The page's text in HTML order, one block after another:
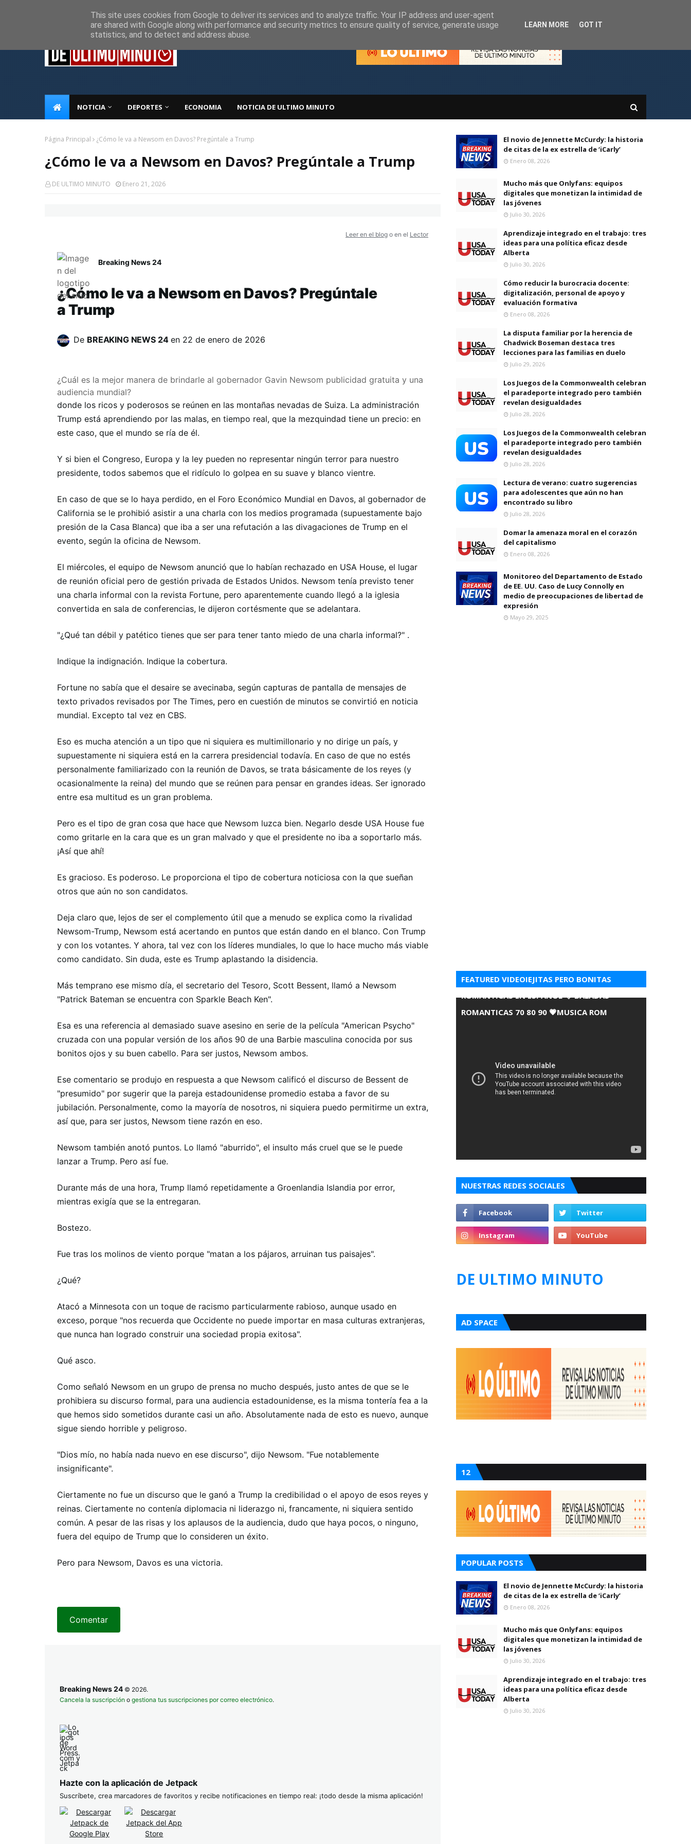
NOTICIA DEPORTES ECONOMIA NOTICIA DE ULTIMO MINUTO
Página Principal ¿Cómo le va a Newsom en Davos? Pregúntale a Trump
¿Cómo le va a Newsom en Davos? Pregúntale a Trump
DE ULTIMO MINUTO Enero 21, 2026
Leer en el blog o en el Lector
Breaking News 24
¿Cómo le va a Newsom en Davos? Pregúntale
a Trump
De BREAKING NEWS 24en 22 de enero de 2026
¿Cuál es la mejor manera de brindarle al gobernador Gavin Newsom publicidad gratuita y una
audiencia mundial?
donde los ricos y poderosos se reúnen en las montañas nevadas de Suiza. La administración
Trump está aprendiendo por las malas, en tiempo real, que la mezquindad tiene un precio: en
este caso, que el mundo se ría de él.
Y si bien el Congreso, Europa y la ley pueden no representar ningún terror para nuestro
presidente, todos sabemos que el ridículo lo golpea en su suave y blanco vientre.
En caso de que se lo haya perdido, en el Foro Económico Mundial en Davos, al gobernador de
California se le prohibió asistir a una charla con los medios programada (supuestamente bajo
presión de la Casa Blanca) que iba a ser una refutación a las divagaciones de Trump en el
evento, según la oficina de Newsom.
El miércoles, el equipo de Newsom anunció que lo habían rechazado en USA House, el lugar
de reunión oficial pero de gestión privada de Estados Unidos. Newsom tenía previsto tener
una charla informal con la revista Fortune, pero aparentemente cuando llegó a la iglesia
convertida en sala de conferencias, le dijeron cortésmente que se adelantara.
"¿Qué tan débil y patético tienes que ser para tener tanto miedo de una charla informal?" .
Indique la indignación. Indique la cobertura.
Fortune no sabía que el desaire se avecinaba, según capturas de pantalla de mensajes de
texto privados revisados ​​por The Times, pero en cuestión de minutos se convirtió en noticia
mundial. Excepto tal vez en CBS.
Eso es mucha atención a un tipo que ni siquiera es multimillonario y no dirige un país, y
supuestamente ni siquiera está en la carrera presidencial todavía. En caso de que no estés
personalmente familiarizado con la reunión de Davos, se trata básicamente de los reyes (y
ocasionalmente la reina) del mundo que se reúnen para pensar en grandes ideas. Ser ignorado
entre esa multitud es un gran problema.
Pero es el tipo de gran cosa que hace que Newsom luzca bien. Negarlo desde USA House fue
como gritarle en la cara que es un gran malvado y que el presidente no iba a soportarlo más.
¡Así que ahí!
Es gracioso. Es poderoso. Le proporciona el tipo de cobertura noticiosa con la que sueñan
otros que aún no son candidatos.
Deja claro que, lejos de ser el complemento útil que a menudo se explica como la rivalidad
Newsom-Trump, Newsom está acertando en puntos que están dando en el blanco. Con Trump
y con los votantes. Y ahora, tal vez con los líderes mundiales, lo que lo hace mucho más viable
como candidato. Sin duda, este es Trump aplastando la disidencia.
Más temprano ese mismo día, el secretario del Tesoro, Scott Bessent, llamó a Newsom
"Patrick Bateman se encuentra con Sparkle Beach Ken".
Esa es una referencia al demasiado suave asesino en serie de la película "American Psycho"
cruzada con una popular versión de los años 90 de una Barbie masculina conocida por sus
bonitos ojos y su buen cabello. Para ser justos, Newsom ambos.
Ese comentario se produjo en respuesta a que Newsom calificó el discurso de Bessent de
"presumido" por sugerir que la pareja estadounidense promedio estaba a favor de su
jubilación. Personalmente, como la mayoría de nosotros, ni siquiera puedo permitirme un extra,
así que, para ser justos, Newsom tiene razón en eso.
Newsom también anotó puntos. Lo llamó "aburrido", el insulto más cruel que se le puede
lanzar a Trump. Pero así fue.
Durante más de una hora, Trump llamó repetidamente a Groenlandia Islandia por error,
mientras exigía que se la entregaran.
Bostezo.
Fue tras los molinos de viento porque "matan a los pájaros, arruinan tus paisajes".
¿Qué?
Atacó a Minnesota con un toque de racismo particularmente rabioso, aunque usado en
exceso, porque "nos recuerda que Occidente no puede importar en masa culturas extranjeras,
que nunca han logrado construir una sociedad propia exitosa".
Qué asco.
Como señaló Newsom en un grupo de prensa no mucho después, justo antes de que se le
prohibiera su discurso formal, para una audiencia estadounidense, es la misma tontería fea a la
que hemos sido sometidos durante casi un año. Absolutamente nada de esto es nuevo, aunque
sigue siendo horrible y peligroso.
"Dios mío, no había nada nuevo en ese discurso", dijo Newsom. "Fue notablemente
insignificante".
Ciertamente no fue un discurso que le ganó a Trump la credibilidad o el apoyo de esos reyes y
reinas. Ciertamente no contenía diplomacia ni liderazgo ni, francamente, ni siquiera sentido
común. A pesar de las risas y los aplausos de la audiencia, dudo que haya pocos, o ninguno,
fuera del equipo de Trump que lo consideren un éxito.
Pero para Newsom, Davos es una victoria.
Comentar
Breaking News 24 © 2026.
Cancela la suscripción o gestiona tus suscripciones por correo electrónico.
Hazte con la aplicación de Jetpack
Suscríbete, crea marcadores de favoritos y recibe notificaciones en tiempo real: ¡todo desde la misma aplicación!
El novio de Jennette McCurdy: la historia
de citas de la ex estrella de ‘iCarly’
Enero 08, 2026
Mucho más que Onlyfans: equipos
digitales que monetizan la intimidad de
las jóvenes
Julio 30, 2026
Aprendizaje integrado en el trabajo: tres
ideas para una política eficaz desde
Alberta
Julio 30, 2026
Cómo reducir la burocracia docente:
digitalización, personal de apoyo y
evaluación formativa
Enero 08, 2026
La disputa familiar por la herencia de
Chadwick Boseman destaca tres
lecciones para las familias en duelo
Julio 29, 2026
Los Juegos de la Commonwealth celebran
el paradeporte integrado pero también
revelan desigualdades
Julio 28, 2026
Los Juegos de la Commonwealth celebran
el paradeporte integrado pero también
revelan desigualdades
Julio 28, 2026
Lectura de verano: cuatro sugerencias
para adolescentes que aún no han
encontrado su libro
Julio 28, 2026
Domar la amenaza moral en el corazón
del capitalismo
Enero 08, 2026
Monitoreo del Departamento de Estado
de EE. UU. Caso de Lucy Connolly en
medio de preocupaciones de libertad de
expresión
Mayo 29, 2025
FEATURED VIDEOIEJITAS PERO BONITAS
ROMANTICAS EN ESPANOL 💘 BALADAS
ROMANTICAS 70 80 90 💗MUSICA ROM
NUESTRAS REDES SOCIALES
DE ULTIMO MINUTO
AD SPACE
12
POPULAR POSTS
El novio de Jennette McCurdy: la historia
de citas de la ex estrella de ‘iCarly’
Enero 08, 2026
Mucho más que Onlyfans: equipos
digitales que monetizan la intimidad de
las jóvenes
Julio 30, 2026
Aprendizaje integrado en el trabajo: tres
ideas para una política eficaz desde
Alberta
Julio 30, 2026
This site uses cookies from Google to deliver its services and to analyze traffic. Your IP address and user-agent
are shared with Google along with performance and security metrics to ensure quality of service, generate usage
statistics, and to detect and address abuse.
LEARN MORE GOT IT